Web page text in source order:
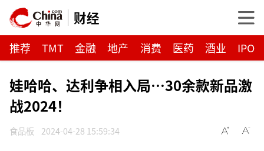
财经
推荐 TMT 金融 地产 消费 医药 酒业 IPO
娃哈哈、达利争相入局…30余款新品激
战2024！
食品板 2024-04-28 15:59:34